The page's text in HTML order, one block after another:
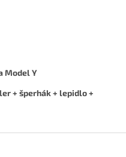
Model Y
+ šperhák + lepidlo +